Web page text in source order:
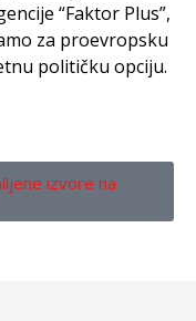
“Faktor Plus”,
za proevropsku
političku opciju.
izvore na